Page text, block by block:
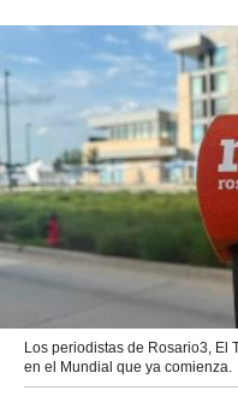
Los periodistas de Rosario3, El
en el Mundial que ya comienza.